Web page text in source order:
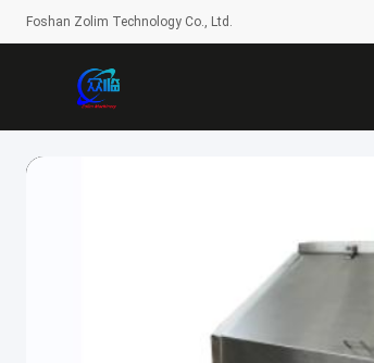
Foshan Zolim Technology Co., Ltd.